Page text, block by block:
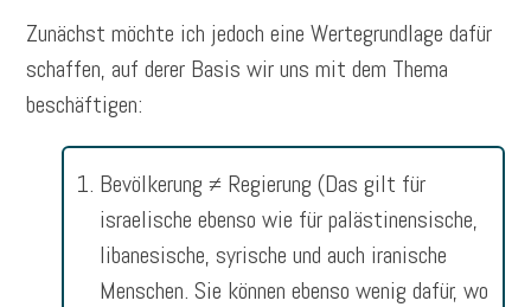
Zunächst möchte ich jedoch eine Wertegrundlage dafür
schaffen, auf derer Basis wir uns mit dem Thema
beschäftigen:
Bevölkerung ≠ Regierung (Das gilt für
israelische ebenso wie für palästinensische,
libanesische, syrische und auch iranische
Menschen. Sie können ebenso wenig dafür, wo